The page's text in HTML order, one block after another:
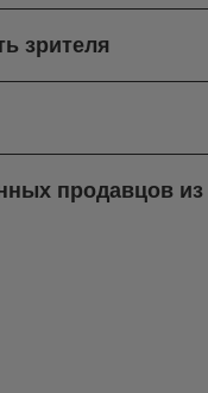
зрителя
продавцов из